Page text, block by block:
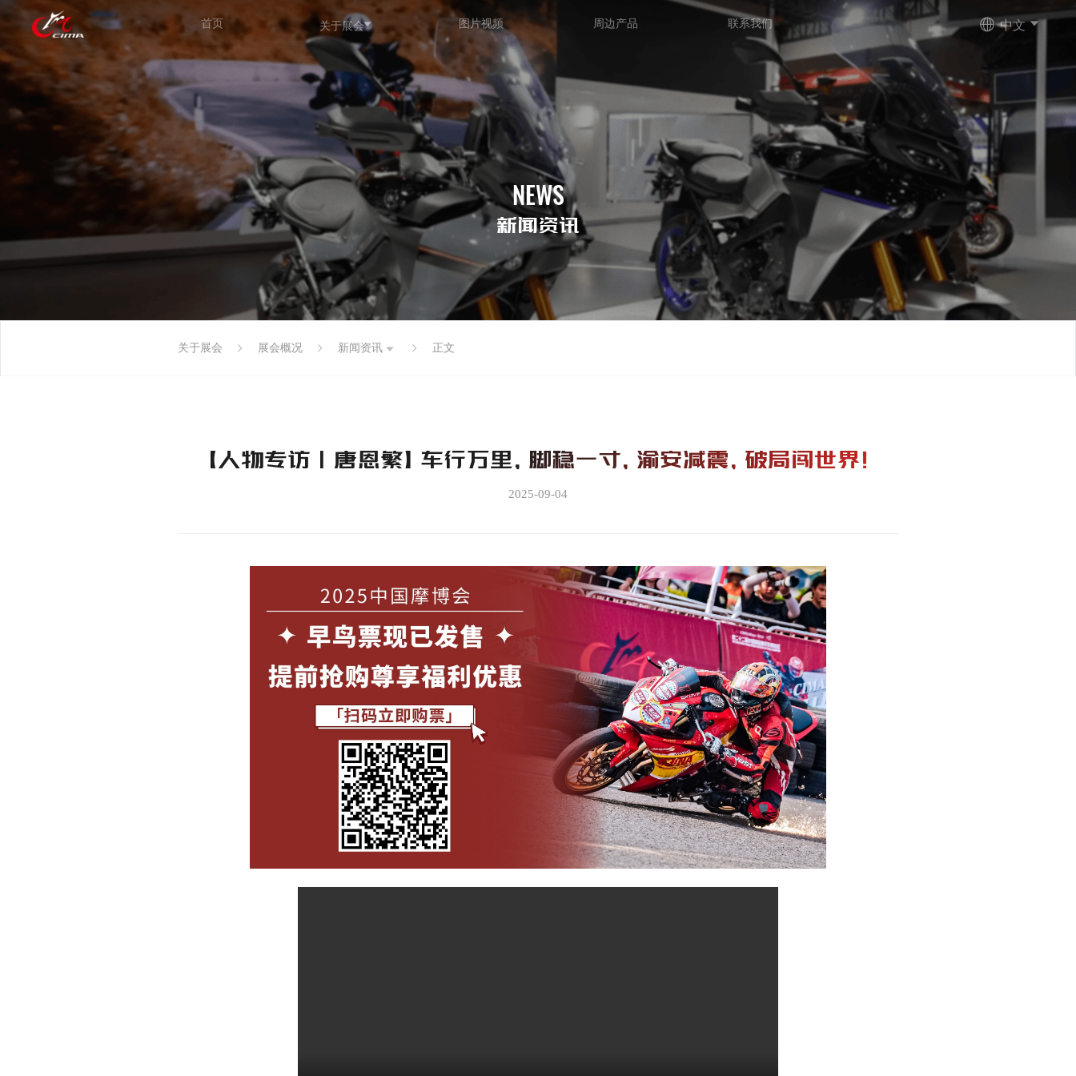
首页 关于展会 图片视频 周边产品 联系我们 中文
NEWS
新闻资讯
关于展会 展会概况 新闻资讯 正文
【人物专访｜唐恩繁】车行万里，脚稳一寸，渝安减震，破局闯世界！
2025-09-04